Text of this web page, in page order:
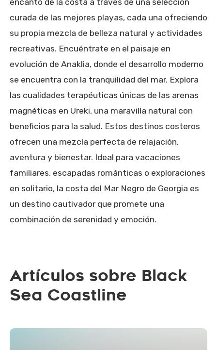
encanto de la costa a través de una selección
curada de las mejores playas, cada una ofreciendo
su propia mezcla de belleza natural y actividades
recreativas. Encuéntrate en el paisaje en
evolución de Anaklia, donde el desarrollo moderno
se encuentra con la tranquilidad del mar. Explora
las cualidades terapéuticas únicas de las arenas
magnéticas en Ureki, una maravilla natural con
beneficios para la salud. Estos destinos costeros
ofrecen una mezcla perfecta de relajación,
aventura y bienestar. Ideal para vacaciones
familiares, escapadas románticas o exploraciones
en solitario, la costa del Mar Negro de Georgia es
un destino cautivador que promete una
combinación de serenidad y emoción.
Artículos sobre Black
Sea Coastline